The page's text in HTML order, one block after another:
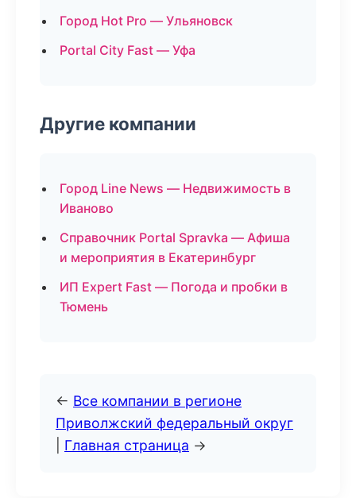
Город Hot Pro — Ульяновск
Portal City Fast — Уфа
Другие компании
Город Line News — Недвижимость в
Иваново
Справочник Portal Spravka — Афиша
и мероприятия в Екатеринбург
ИП Expert Fast — Погода и пробки в
Тюмень
← Все компании в регионе
Приволжский федеральный округ
Главная страница →